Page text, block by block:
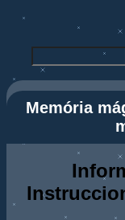
Memória